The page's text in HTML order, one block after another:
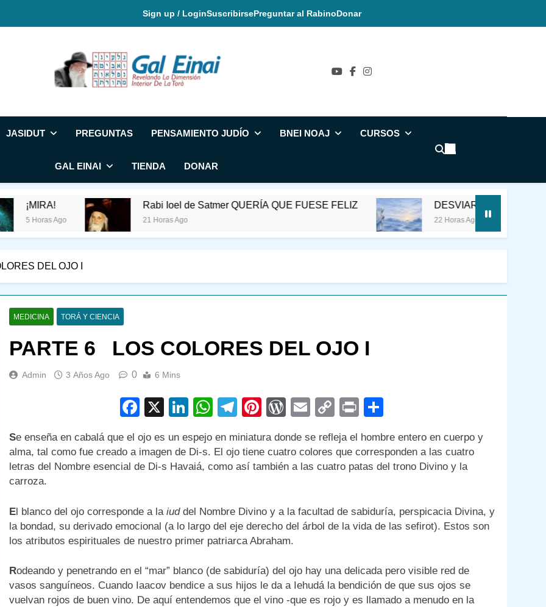
Sign up / LoginSuscribirsePreguntar al RabinoDonar
Gal Einai En Español
JASIDUT PREGUNTAS PENSAMIENTO JUDÍO BNEI NOAJ CURSOS
GAL EINAI TIENDA DONAR
Rabi Ioel de Satmer QUERÍA QUE FUESE FELIZ
21 Horas Ago
DESVIAR LA CONCIENCIA DE LA
22 Horas Ago
DEL OJO I
MEDICINA TORÁ Y CIENCIA
PARTE 6 LOS COLORES DEL OJO I
Admin 3 Años Ago 0 6 Mins
Facebook
X LinkedIn
WhatsApp
Telegram
Pinterest
WordPress
EmailCopyPrint
Se enseña en cabalá que el ojo es un espejo en miniatura donde se refleja el hombre entero en cuerpo y
alma, tal como fue creado a imagen de Di-s. El ojo tiene cuatro colores que corresponden a las cuatro
letras del Nombre esencial de Di-s Havaiá, como así también a las cuatro patas del trono Divino y la
carroza.
El blanco del ojo corresponde a la iuddel Nombre Divino y a la facultad de sabiduría, perspicacia Divina, y
la bondad, su derivado emocional (a lo largo del eje derecho del árbol de la vida de las sefirot). Estos son
los atributos espirituales de nuestro primer patriarca Abraham.
Rodeando y penetrando en el “mar” blanco (de sabiduría) del ojo hay una delicada pero visible red de
vasos sanguíneos. Cuando Iaacov bendice a sus hijos le da a Iehudá la bendición de que sus ojos se
vuelvan rojos de buen vino. De aquí entendemos que el vino -que es rojo y es llamado a menudo en la